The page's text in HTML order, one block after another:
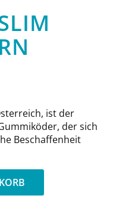
ist der
der sich
Beschaffenheit